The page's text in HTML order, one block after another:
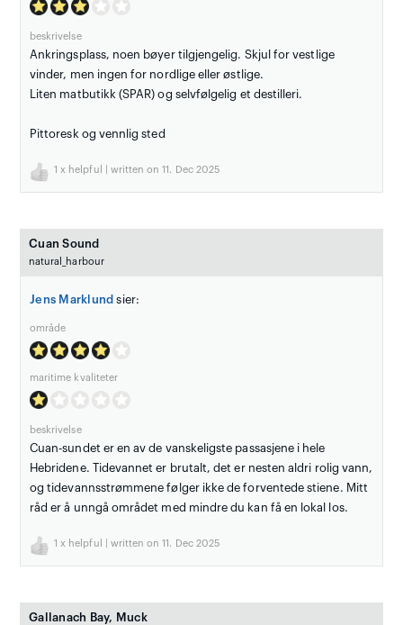
beskrivelse
Ankringsplass, noen bøyer tilgjengelig. Skjul for vestlige
vinder, men ingen for nordlige eller østlige.
Liten matbutikk (SPAR) og selvfølgelig et destilleri.
Pittoresk og vennlig sted
1 x helpful | written on 11. Dec 2025
Cuan Sound
natural_harbour
Jens Marklund sier:
område
maritime kvaliteter
beskrivelse
Cuan-sundet er en av de vanskeligste passasjene i hele
Hebridene. Tidevannet er brutalt, det er nesten aldri rolig vann,
og tidevannsstrømmene følger ikke de forventede stiene. Mitt
råd er å unngå området med mindre du kan få en lokal los.
1 x helpful | written on 11. Dec 2025
Gallanach Bay, Muck